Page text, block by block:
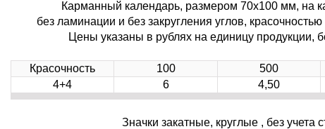
Карманный календарь, размером 70х100 мм, на
без ламинации и без закругления углов,
Цены указаны в рублях на единицу продукции,
Красочность 100 500
4+4
6 4,50
Значки закатные, круглые , без учета